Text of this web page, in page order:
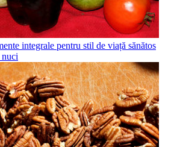
integrale pentru stil de viață sănătos
nuci